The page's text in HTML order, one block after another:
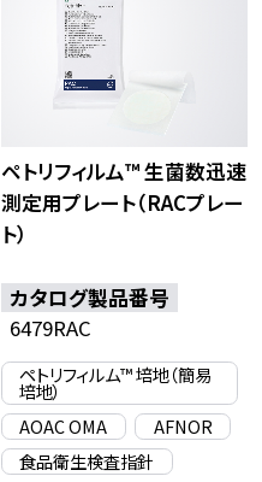
ペトリフィルム™ 生菌数迅速
測定用プレート（RACプレー
ト）
カタログ製品番号
6479RAC
ペトリフィルム™ 培地（簡易
培地）
AOAC OMA
AFNOR
食品衛生検査指針